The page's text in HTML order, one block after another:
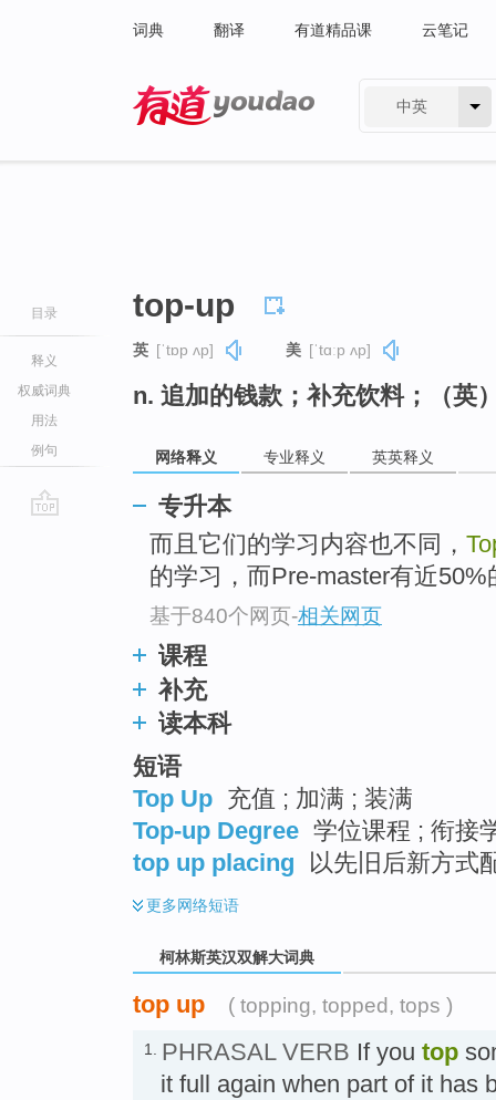
词典 翻译 有道精品课 云笔记
中英
目录
释义
权威词典
用法
例句
top-up
英 [ˈtɒp ʌp] 美 [ˈtɑːp ʌp]
n. 追加的钱款；补充饮料；（英
网络释义 专业释义 英英释义
专升本
而且它们的学习内容也不同，
的学习，而Pre-master有近
基于840个网页-相关网页
课程
补充
读本科
短语
Top Up 充值 ; 加满 ; 装满
Top-up Degree 学位课程 ; 衔接
top up placing
以先旧后新方式
更多网络短语
柯林斯英汉双解大词典
top up ( topping, topped, tops )
1. PHRASAL VERB If you top
it full again when part of it has